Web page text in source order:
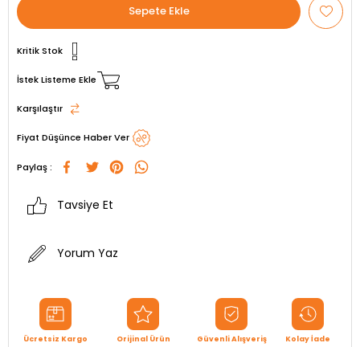
Kritik Stok
İstek Listeme Ekle
Karşılaştır
Fiyat Düşünce Haber Ver
Paylaş :
Tavsiye Et
Yorum Yaz
Ücretsiz Kargo
Orijinal Ürün
Güvenli Alışveriş
Kolay İade